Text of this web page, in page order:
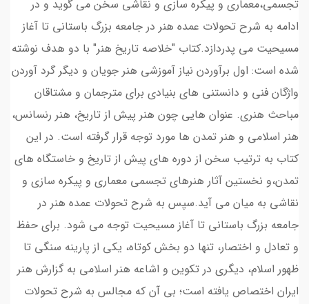
تجسمی،معماری و پیکره سازی و نقاشی سخن می گوید و در
ادامه به شرح تحولات عمده هنر در جامعه بزرگ باستانی تا آغاز
مسیحیت می پدردازد.کتاب "خلاصه تاریخ هنر" با دو هدف نوشته
شده است: اول برآوردن نیاز آموزشی هنر جویان و دیگر گرد آوردن
واژگان فنی و دانستنی های بنیادی برای مترجمان و مشتاقان
مباحث هنری. عنوان هایی چون هنر پیش از تاریخ، هنر رنسانس،
هنر اسلامی و هنر تمدن ها مورد توجه قرار گرفته است. در این
کتاب به ترتیب سخن از دوره های پیش از تاریخ و خاستگاه های
تمدن،و نخستین آثار هنرهای تجسمی معماری و پیکره سازی و
نقاشی به میان می آید.سپس به شرح تحولات عمده هنر در
جامعه بزرگ باستانی تا آغاز مسیحیت توجه می شود. برای حفظ
و تعادل و اختصار، تنها دو بخش کوتاه، یکی از پارینه سنگی تا
ظهور اسلام، دیگری در تکوین و اشاعه هنر اسلامی به گزارش هنر
ایران اختصاص یافته است؛ بی آن که مجالس به شرح تحولات